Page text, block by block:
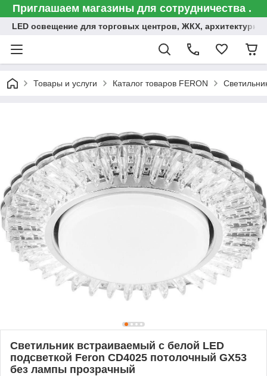
Приглашаем магазины для сотрудничества .
LED освещение для торговых центров, ЖКХ,
Товары и услуги Каталог товаров FERON
Светильник встраиваемый с белой LED
подсветкой Feron CD4025 потолочный GX53
без лампы прозрачный